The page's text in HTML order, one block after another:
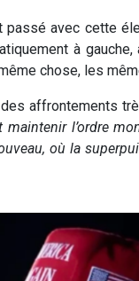
avec cette
à
chose, les
affrontements
l’ordre
où la